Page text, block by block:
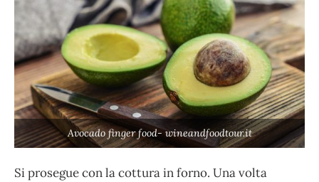
Avocado finger food- wineandfoodtour.it
Si prosegue con la cottura in forno. Una volta